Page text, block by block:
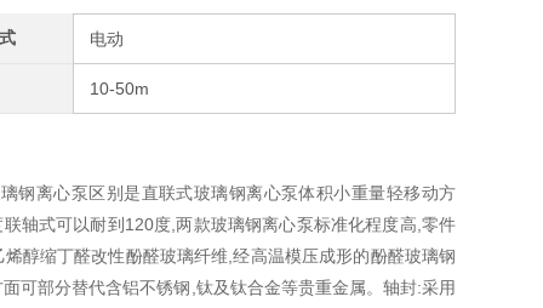
电动
10-50m
钢离心泵区别是直联式玻璃钢离心泵体积小重量轻移动方
轴式可以耐到120度 ,两款玻璃钢离心泵标准化程度高,零件
醇缩丁醛改性酚醛玻璃纤维,经高温模压成形的酚醛玻璃钢
可部分替代含铝不锈钢,钛及钛合金等贵重金属。轴封:采用